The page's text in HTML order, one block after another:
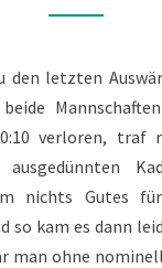
III
den letzten
verloren, traf
nichts Gutes
so kam es dann
man ohne